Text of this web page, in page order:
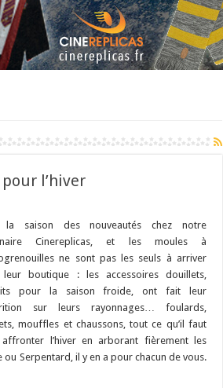
l’hiver
la saison des nouveautés chez notre
Cinereplicas, et les moules à
ne sont pas les seuls à arriver
leur boutique : les accessoires douillets,
pour la saison froide, ont fait leur
sur leurs rayonnages… foulards,
mouffles et chaussons, tout ce qu’il faut
l’hiver en arborant fièrement les
Serpentard, il y en a pour chacun de vous.